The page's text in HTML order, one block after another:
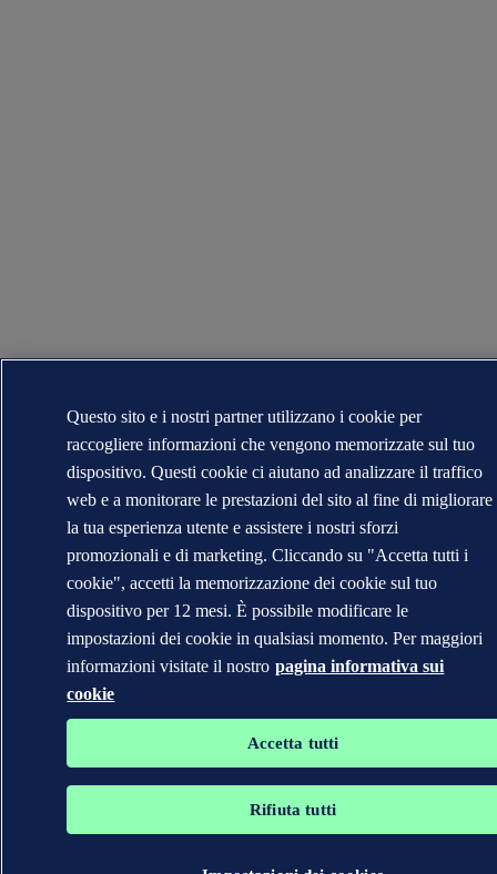
Questo sito e i nostri partner utilizzano i cookie per
raccogliere informazioni che vengono memorizzate sul tuo
dispositivo. Questi cookie ci aiutano ad analizzare il traffico
web e a monitorare le prestazioni del sito al fine di migliorare
la tua esperienza utente e assistere i nostri sforzi
promozionali e di marketing. Cliccando su "Accetta tutti i
cookie", accetti la memorizzazione dei cookie sul tuo
dispositivo per 12 mesi. È possibile modificare le
impostazioni dei cookie in qualsiasi momento. Per maggiori
informazioni visitate il nostro pagina informativa sui
cookie
Accetta tutti
Rifiuta tutti